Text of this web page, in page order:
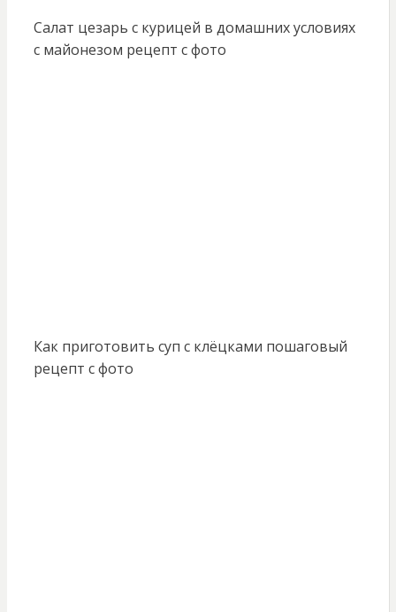
Салат цезарь с курицей в домашних условиях
с майонезом рецепт с фото
Как приготовить суп с клёцками пошаговый
рецепт с фото